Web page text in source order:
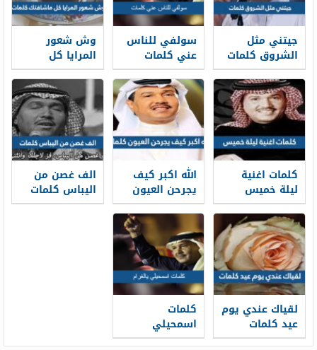
جيتني مثل
الشروق كلمات
سولفي للناس
عني كلمات
وش شعور
المرايا كل
ماشافتك كلمات
كلمات اغنية
ليلة خميس
محمد عبده
الله اكبر كيف
يجرحن العيون
كلمات
الف غصن من
اليباس كلمات
لقياك عندي يوم
عيد كلمات
كلمات
اسمحيلي
يالغرام محمد